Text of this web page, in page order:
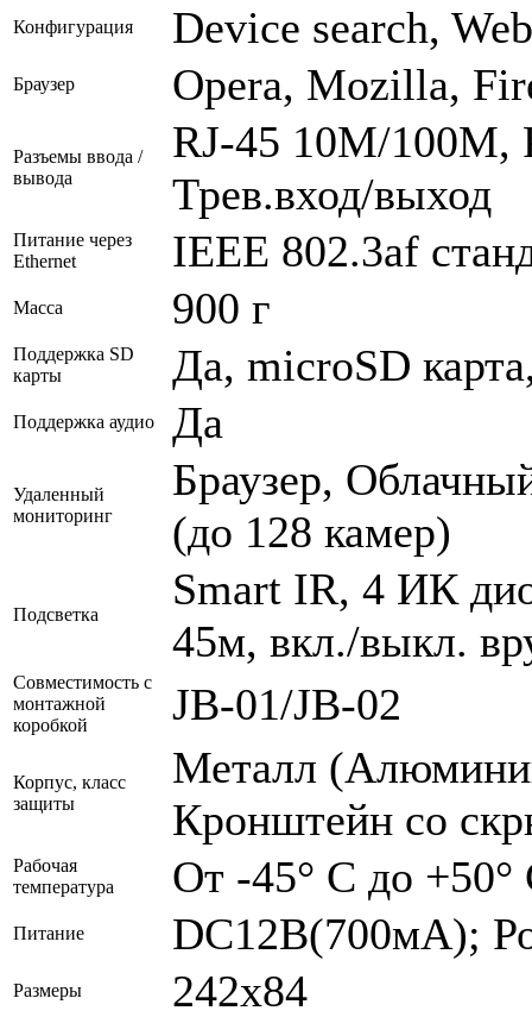
Конфигурация Device search,
Браузер Opera, Mozilla,
Разъемы ввода /
вывода
RJ-45 10M/100M,
Трев.вход/выход
Питание через
Ethernet
IEEE 802.3af
Масса 900 г
Поддержка SD
карты
Да, microSD
Поддержка аудио Да
Удаленный
мониторинг
Браузер,
(до 128 камер)
Подсветка
Smart IR, 4 ИК
45м, вкл./выкл.
Совместимость с
монтажной
коробкой
JB-01/JB-02
Корпус, класс
защиты
Металл
Кронштейн со
Рабочая
температура
От -45° С до +50°
Питание DC12В(700мА);
Размеры 242х84